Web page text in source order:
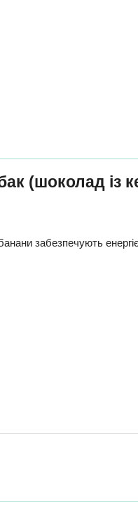
(шоколад із
забезпечують